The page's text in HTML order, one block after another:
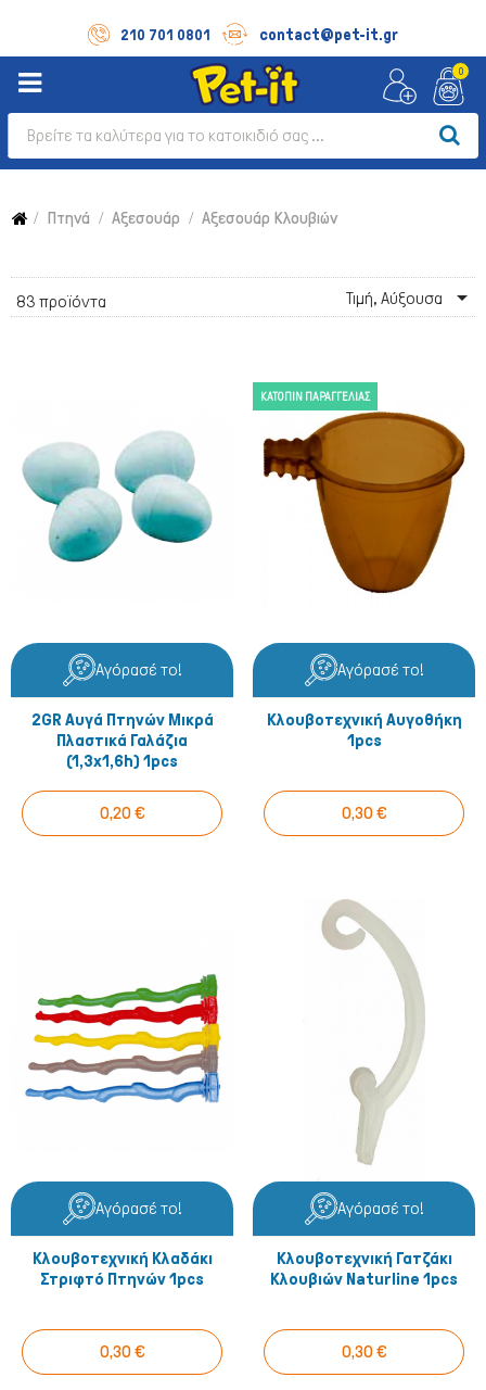
210 701 0801 contact@pet-it.gr
Σκύλος
0
Πτηνά Αξεσουάρ Αξεσουάρ Κλουβιών
83 προϊόντα Τιμή, Αύξουσα 
Αγόρασέ το!
2GR Αυγά Πτηνών Μικρά
Πλαστικά Γαλάζια
(1,3x1,6h) 1pcs
0,20 €
ΚΑΤΌΠΙΝ ΠΑΡΑΓΓΕΛΊΑΣ
Αγόρασέ το!
Κλουβοτεχνική Αυγοθήκη
1pcs
0,30 €
Αγόρασέ το!
Κλουβοτεχνική Κλαδάκι
Στριφτό Πτηνών 1pcs
0,30 €
Αγόρασέ το!
Κλουβοτεχνική Γατζάκι
Κλουβιών Naturline 1pcs
0,30 €